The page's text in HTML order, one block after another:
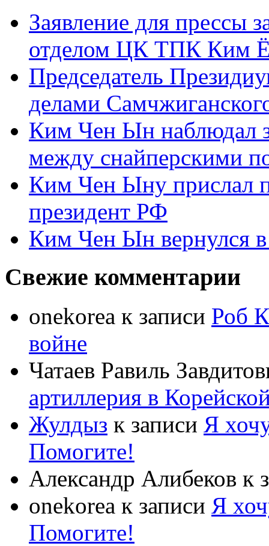
Заявление для прессы
отделом ЦК ТПК Ким
Председатель
делами
Ким Чен Ын наблюдал
между снайперскими
Ким Чен Ыну прислал
президент РФ
Ким Чен Ын вернулся
Свежие комментарии
onekorea к записи Роб
войне
Чатаев Равиль
артиллерия в
Жулдыз к записи Я
Помогите!
Александр Алибеков к
onekorea к записи Я
Помогите!